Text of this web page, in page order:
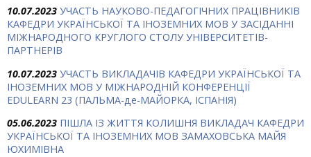
10.07.2023 УЧАСТЬ НАУКОВО-ПЕДАГОГІЧНИХ ПРАЦІВНИКІВ
КАФЕДРИ УКРАЇНСЬКОЇ ТА ІНОЗЕМНИХ МОВ У ЗАСІДАННІ
МІЖНАРОДНОГО КРУГЛОГО СТОЛУ УНІВЕРСИТЕТІВ-
ПАРТНЕРІВ
10.07.2023 УЧАСТЬ ВИКЛАДАЧІВ КАФЕДРИ УКРАЇНСЬКОЇ ТА
ІНОЗЕМНИХ МОВ У МІЖНАРОДНІЙ КОНФЕРЕНЦІЇ
EDULEARN 23 (ПАЛЬМА-де-МАЙОРКА, ІСПАНІЯ)
05.06.2023 ПІШЛА ІЗ ЖИТТЯ КОЛИШНЯ ВИКЛАДАЧ КАФЕДРИ
УКРАЇНСЬКОЇ ТА ІНОЗЕМНИХ МОВ ЗАМАХОВСЬКА МАЙЯ
ЮХИМІВНА